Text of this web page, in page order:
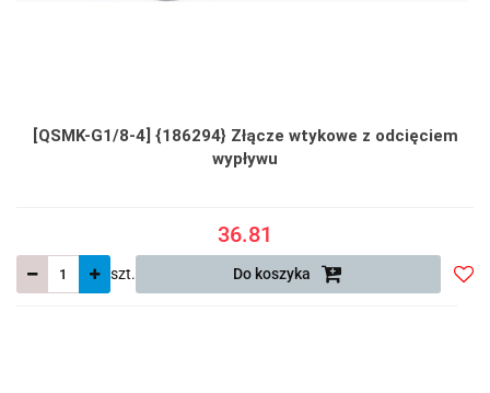
[QSMK-G1/8-4] {186294} Złącze wtykowe z odcięciem
wypływu
36.81
szt. Do koszyka